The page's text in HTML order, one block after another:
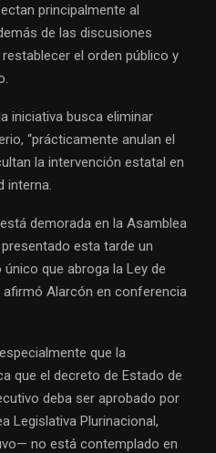
principalmente al
de las discusiones
el orden público y
iniciativa busca eliminar
“prácticamente anulan el
la intervención estatal en
interna.
demorada en la Asamblea
esta tarde un
que abroga la Ley de
afirmó Alarcón en conferencia
que la
que el decreto de Estado de
deba ser aprobado por
Legislativa Plurinacional,
no está contemplado en